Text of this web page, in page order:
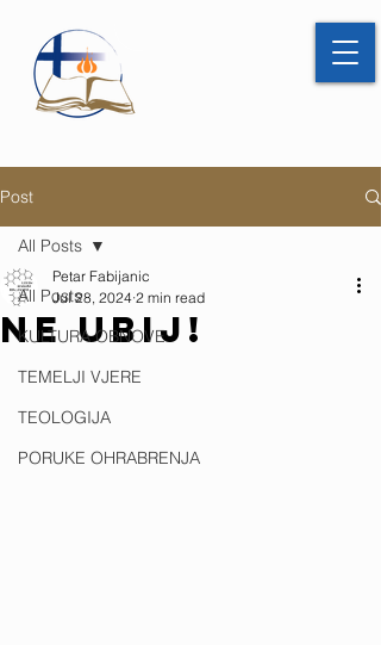
Post
All Posts
KULTURA OBNOVE
TEMELJI VJERE
TEOLOGIJA
PORUKE OHRABRENJA
All Posts
NE UBIJ!
Petar Fabijanic
Jul 28, 2024 2 min read